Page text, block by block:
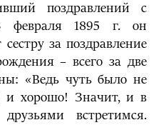
поздравлений с
февраля 1895 г. он
за поздравление
– всего за две
«Ведь чуть было не
и хорошо! Значит, и в
встретимся.